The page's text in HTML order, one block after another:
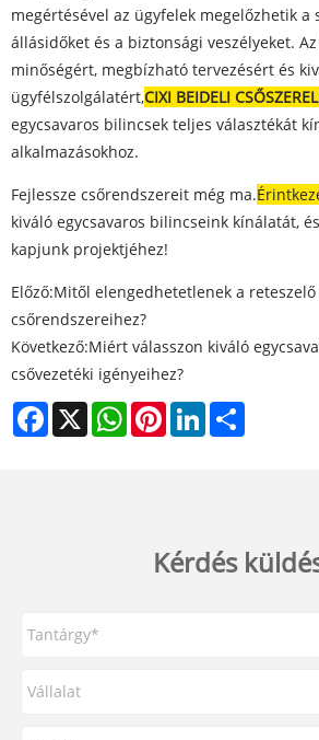
megértésével az ügyfelek megelőzhetik a
állásidőket és a biztonsági veszélyeket.
minőségért, megbízható tervezésért és
ügyfélszolgálatért,CIXI BEIDELI
egycsavaros bilincsek teljes választékát
alkalmazásokhoz.
Fejlessze csőrendszereit még ma.
kiváló egycsavaros bilincseink kínálatát,
kapjunk projektjéhez!
Előző:Mitől elengedhetetlenek a
csőrendszereihez?
Következő:Miért válasszon kiváló
csővezetéki igényeihez?
Facebook
X WhatsAppPinterestLinkedIn
Kérdés